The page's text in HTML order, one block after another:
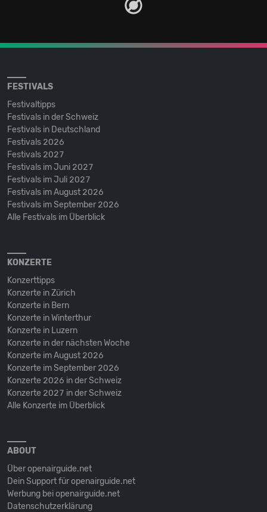
FESTIVALS
Festivaltipps
Festivals in der Schweiz
Festivals in Deutschland
Festivals 2026
Festivals 2027
Festivals im Juni 2027
Festivals im Juli 2027
Festivals im August 2026
Festivals im September 2026
Alle Festivals im Überblick
KONZERTE
Konzerttipps
Konzerte in Zürich
Konzerte in Bern
Konzerte in Winterthur
Konzerte in Luzern
Konzerte in der nächsten Woche
Konzerte im August 2026
Konzerte im September 2026
Konzerte 2026 in der Schweiz
Konzerte 2027 in der Schweiz
Alle Konzerte im Überblick
ABOUT
Über openairguide.net
Dein Support für openairguide.net
Werbung bei openairguide.net
Datenschutz­erklärung